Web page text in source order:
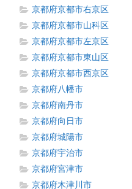
京都府京都市右京区
京都府京都市山科区
京都府京都市左京区
京都府京都市東山区
京都府京都市西京区
京都府八幡市
京都府南丹市
京都府向日市
京都府城陽市
京都府宇治市
京都府宮津市
京都府木津川市